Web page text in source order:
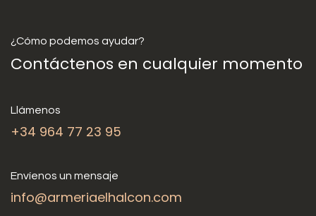
¿Cómo podemos ayudar?
Contáctenos en cualquier momento
Llámenos
+34 964 77 23 95
Envíenos un mensaje
info@armeriaelhalcon.com